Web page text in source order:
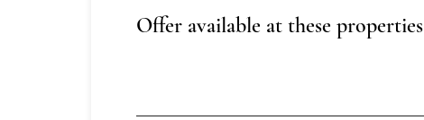
Offer available at these properties